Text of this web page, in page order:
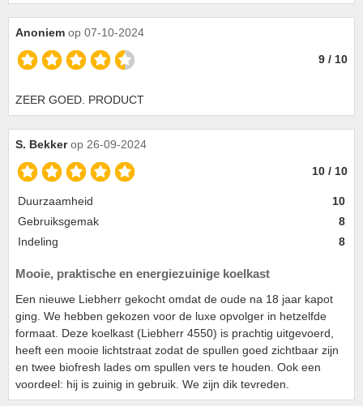
Anoniem op 07-10-2024
9 / 10
ZEER GOED. PRODUCT
S. Bekker op 26-09-2024
10 / 10
Duurzaamheid
10
Gebruiksgemak
8
Indeling
8
Mooie, praktische en energiezuinige koelkast
Een nieuwe Liebherr gekocht omdat de oude na 18 jaar kapot
ging. We hebben gekozen voor de luxe opvolger in hetzelfde
formaat. Deze koelkast (Liebherr 4550) is prachtig uitgevoerd,
heeft een mooie lichtstraat zodat de spullen goed zichtbaar zijn
en twee biofresh lades om spullen vers te houden. Ook een
voordeel: hij is zuinig in gebruik. We zijn dik tevreden.